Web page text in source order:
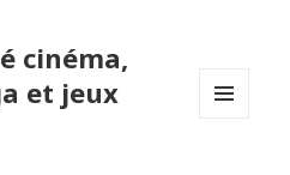
cinéma,
et jeux